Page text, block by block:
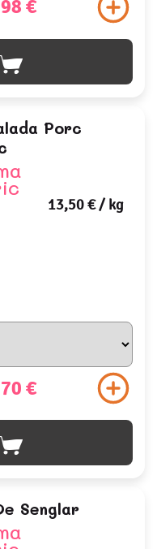
€
Porc
13,50 €/ kg
€
Senglar